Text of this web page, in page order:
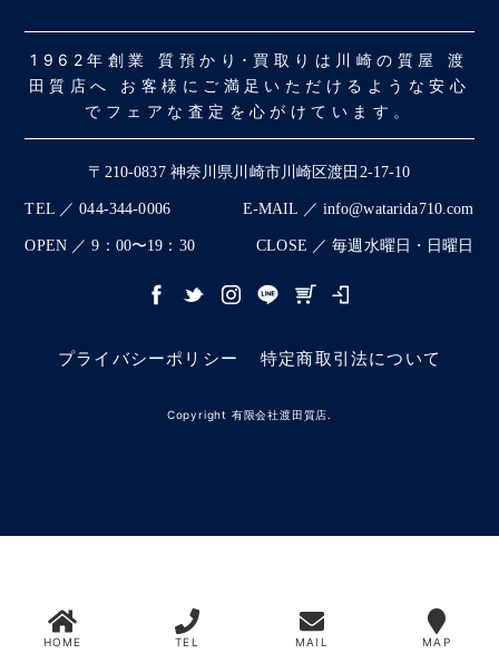
1962年創業 質預かり･買取りは川崎の質屋 渡
田質店へ お客様にご満足いただけるような安心
でフェアな査定を心がけています。
〒210-0837 神奈川県川崎市川崎区渡田2-17-10
TEL ／ 044-344-0006 E-MAIL ／ info@watarida710.com
OPEN ／ 9：00〜19：30 CLOSE ／ 毎週水曜日・日曜日
プライバシーポリシー 特定商取引法について
Copyright 有限会社渡田質店.
HOME TEL MAIL MAP